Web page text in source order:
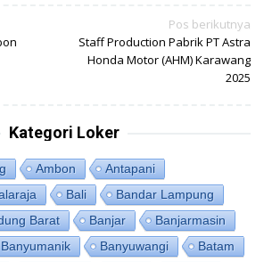
Pos berikutnya
Staff Production Pabrik PT Astra
Honda Motor (AHM) Karawang
2025
Kategori Loker
Ambon
Antapani
Bali
Bandar Lampung
Barat Banjar
Banjarmasin
Banyumanik Banyuwangi
Batam